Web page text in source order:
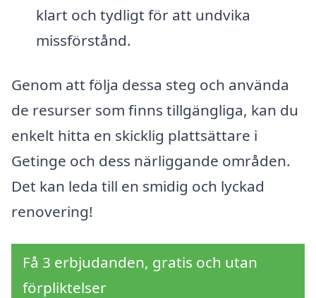
klart och tydligt för att undvika
missförstånd.
Genom att följa dessa steg och använda
de resurser som finns tillgängliga, kan du
enkelt hitta en skicklig plattsättare i
Getinge och dess närliggande områden.
Det kan leda till en smidig och lyckad
renovering!
Få 3 erbjudanden, gratis och utan
förpliktelser